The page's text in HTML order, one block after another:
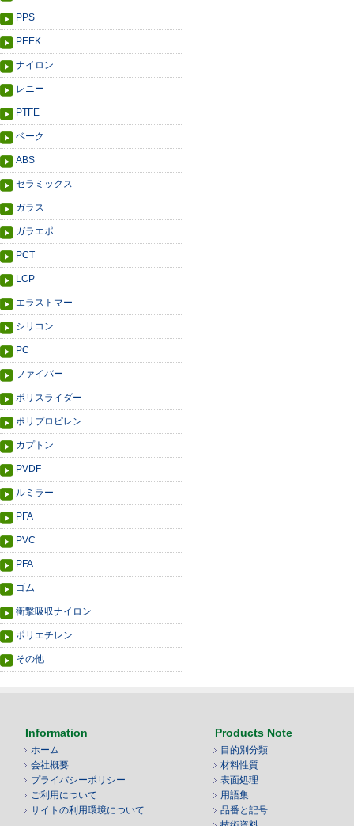
PPS
PEEK
ナイロン
レニー
PTFE
ベーク
ABS
セラミックス
ガラス
ガラエポ
PCT
LCP
エラストマー
シリコン
PC
ファイバー
ポリスライダー
ポリプロピレン
カプトン
PVDF
ルミラー
PFA
PVC
PFA
ゴム
衝撃吸収ナイロン
ポリエチレン
その他
Information
ホーム
会社概要
プライバシーポリシー
ご利用について
サイトの利用環境について
Products Note
目的別分類
材料性質
表面処理
用語集
品番と記号